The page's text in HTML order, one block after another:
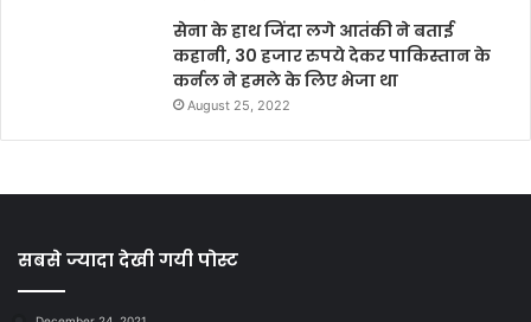
सेना के हाथ जिंदा लगे आतंकी ने बताई
कहानी, 30 हजार रुपये देकर पाकिस्तान के
कर्नल ने हमले के लिए भेजा था
August 25, 2022
सबसे ज्यादा देखी गयी पोस्ट